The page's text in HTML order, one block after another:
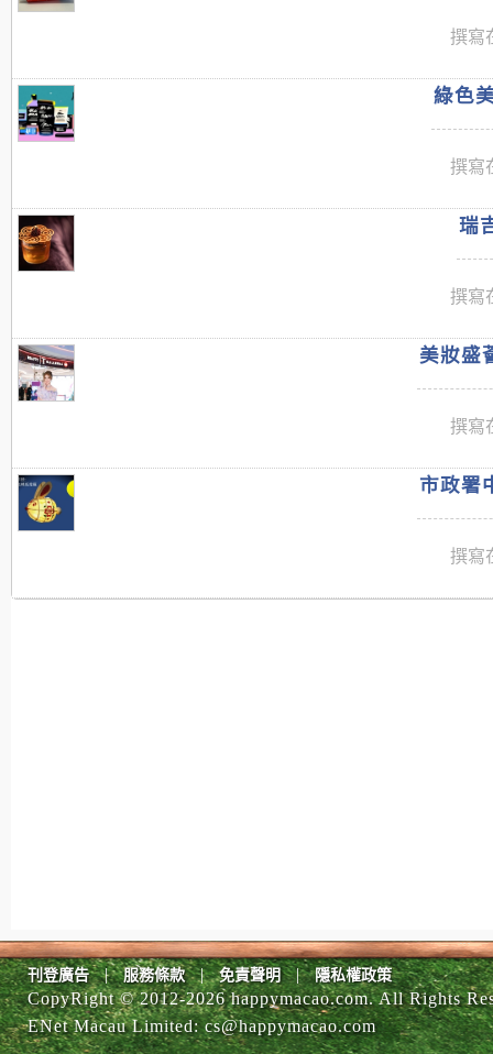
撰寫
綠色
撰寫
瑞
撰寫
美妝盛
撰寫
市政署
撰寫
刊登廣告 | 服務條款 | 免責聲明 | 隱私權政策
CopyRight © 2012-2026 happymacao.com. All Rights
ENet Macau Limited:cs@happymacao.com